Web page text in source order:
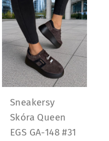
Sneakersy
Skóra Queen
EGS GA-148 #31